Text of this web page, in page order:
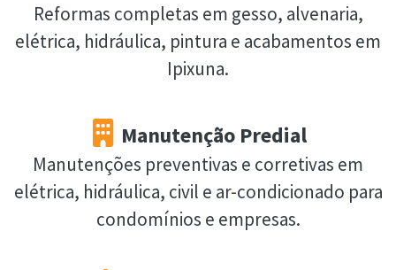
Reformas completas em gesso, alvenaria,
elétrica, hidráulica, pintura e acabamentos em
Ipixuna.
Manutenção Predial
Manutenções preventivas e corretivas em
elétrica, hidráulica, civil e ar-condicionado para
condomínios e empresas.